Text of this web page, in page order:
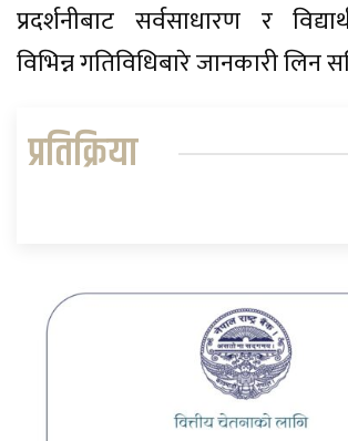
प्रदर्शनीबाट सर्वसाधारण र
विभिन्न गतिविधिबारे जानकारी लिन
प्रतिक्रिया